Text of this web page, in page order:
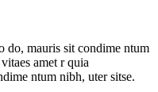
do, mauris sit condime ntum
amet r quia
ntum nibh, uter sitse.